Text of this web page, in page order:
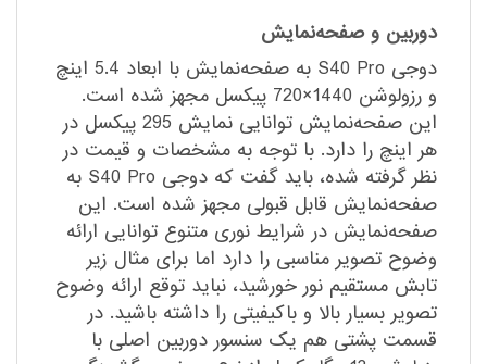
دوربین و صفحه‌نمایش
دوجی S40 Pro به صفحه‌نمایش با ابعاد 5.4 اینچ
و رزولوشن 1440×720 پیکسل مجهز شده است.
این صفحه‌نمایش توانایی نمایش 295 پیکسل در
هر اینچ را دارد. با توجه‌ به مشخصات و قیمت در
نظر گرفته شده، باید گفت که دوجی S40 Pro به
صفحه‌نمایش قابل قبولی مجهز شده است. این
صفحه‌نمایش در شرایط نوری متنوع توانایی ارائه
وضوح تصویر مناسبی را دارد اما برای مثال زیر
تابش مستقیم نور خورشید، نباید توقع ارائه وضوح
تصویر بسیار بالا و با‌کیفیتی را داشته باشید. در
قسمت پشتی هم یک سنسور دوربین اصلی با